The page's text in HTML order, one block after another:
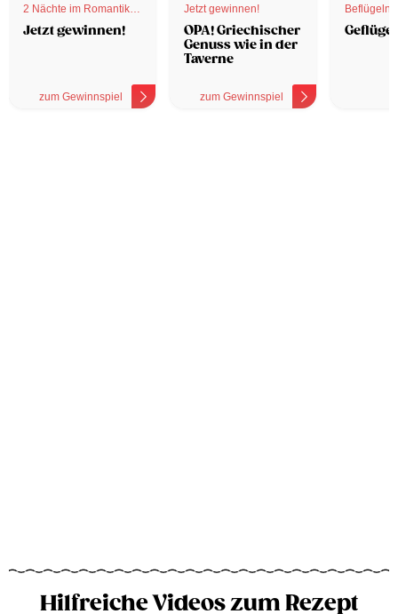
2 Nächte im Romantik
Hotel
Jetzt gewinnen!
zum Gewinnspiel
Jetzt gewinnen!
OPA! Griechischer
Genuss wie in der
Taverne
zum Gewinnspiel
Hilfreiche Videos zum Rezept